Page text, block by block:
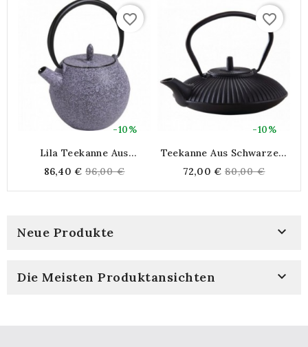
-10%
favorite_border
Lila Teekanne Aus
86,40 € Regular
price
96,00 €
-10%
favorite_border
Teekanne Aus Schwarzem
72,00 € Regular
price
80,00 €
Neue Produkte 
Die Meisten Produktansichten 